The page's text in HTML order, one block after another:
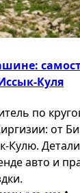
Куля
по
от
Кулю.
авто и